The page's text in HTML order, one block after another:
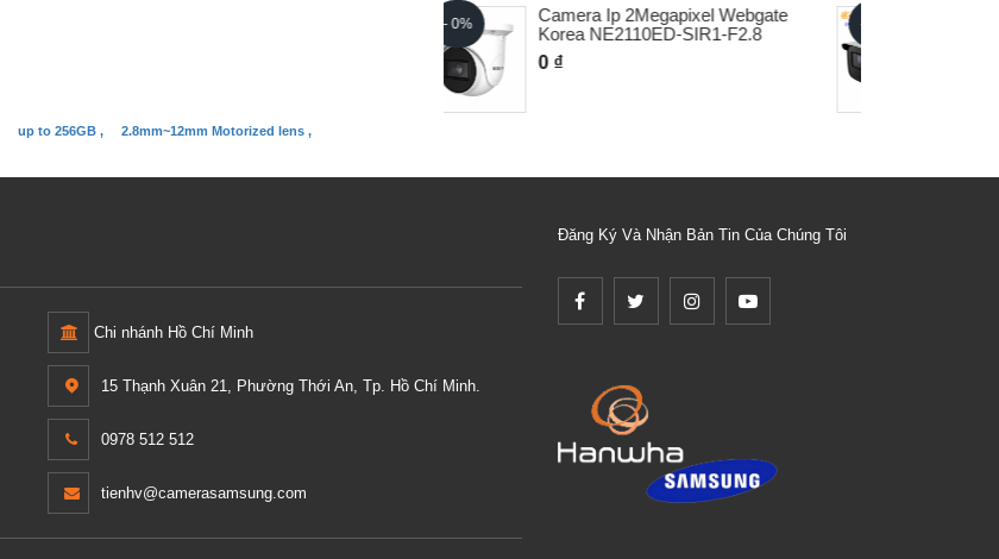
- 0%
Camera IP Thân Full HD -
NE2100BL-SIR2-AF
up to 256GB , 2.8mm~12mm Motorized lens ,
Chi nhánh Hồ Chí Minh
15 Thạnh Xuân 21, Phường Thới An, Tp. Hồ Chí Minh.
0978 512 512
tienhv@camerasamsung.com
Đăng Ký Và Nhận Bản Tin Của Chúng Tôi